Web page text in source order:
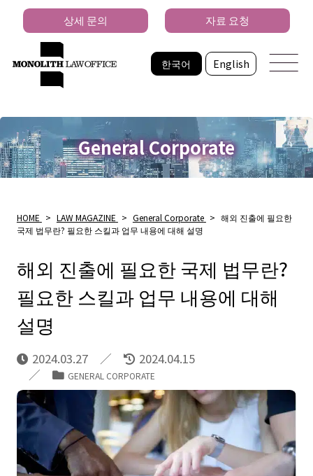
한국어 English
상세 문의 자료 요청
General Corporate
HOME > LAW MAGAZINE > General Corporate > 해외 진출에 필요한
국제 법무란? 필요한 스킬과 업무 내용에 대해 설명
해외 진출에 필요한 국제 법무란?
필요한 스킬과 업무 내용에 대해
설명
2024.03.27 2024.04.15
GENERAL CORPORATE